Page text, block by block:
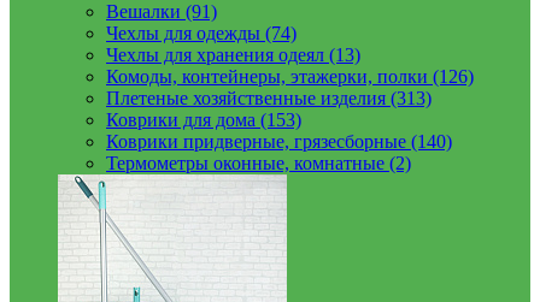
Вешалки (91)
Чехлы для одежды (74)
Чехлы для хранения одеял (13)
Комоды, контейнеры, этажерки, полки (126)
Плетеные хозяйственные изделия (313)
Коврики для дома (153)
Коврики придверные, грязесборные (140)
Термометры оконные, комнатные (2)